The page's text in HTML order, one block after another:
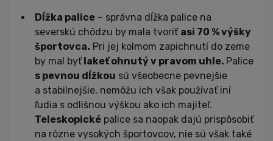
Dĺžka palice – správna dĺžka palice na
severskú chôdzu by mala tvoriť asi 70 % výšky
športovca. Pri jej kolmom zapichnutí do zeme
by mal byťlakeť ohnutý v pravom uhle. Palice
s pevnou dĺžkou sú všeobecne pevnejšie
a stabilnejšie, nemôžu ich však používať iní
ľudia s odlišnou výškou ako ich majiteľ.
Teleskopické palice sa naopak dajú prispôsobiť
na rôzne vysokých športovcov, nie sú však také